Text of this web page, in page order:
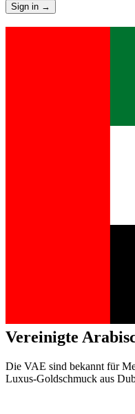
Sign in →
Vereinigte
Die VAE sind bekannt für
Luxus-Goldschmuck aus